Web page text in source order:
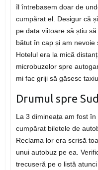
îl întrebasem doar de
cumpărat el. Desigur că
pe data viitoare să știu
bătut în cap și am nevoie
Hotelul era la mică
microbuzelor spre
mi fac griji să găsesc
Drumul spre
La 3 dimineața am fost
cumpărat biletele de
Reclama lor era scrisă
unui autobuz pe ea.
trecuseră pe o listă